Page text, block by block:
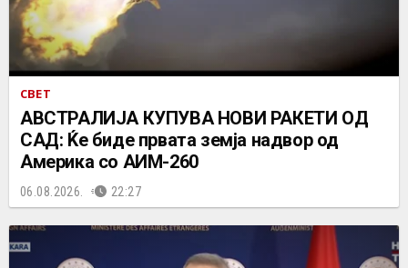
СВЕТ
АВСТРАЛИЈА КУПУВА НОВИ РАКЕТИ ОД
САД: Ќе биде првата земја надвор од
Америка со АИМ-260
06.08.2026. 22:27